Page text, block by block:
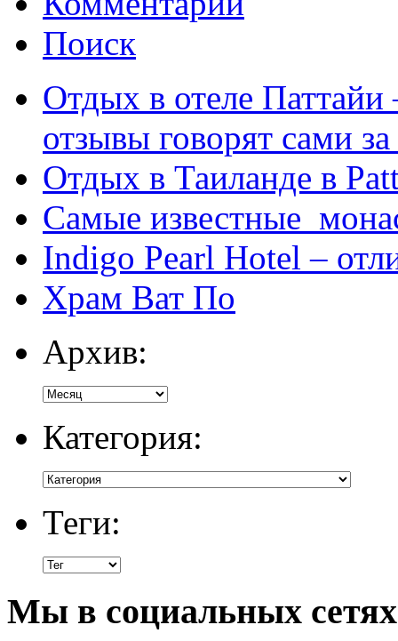
Поиск
Отдых в отеле
отзывы говорят сами за
Отдых в Таиланде в
Самые известные
Indigo Pearl Hotel –
Храм Ват По
Архив:
Категория:
Теги:
Мы в социальных сетях